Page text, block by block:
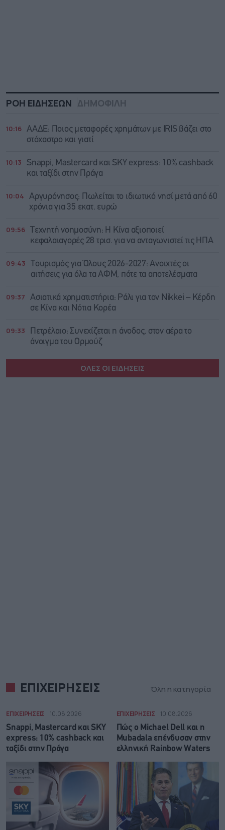
ΡΟΗ ΕΙΔΗΣΕΩΝ ΔΗΜΟΦΙΛΗ
10:16 ΑΑΔΕ: Ποιος μεταφορές χρημάτων με IRIS βάζει στο
στόχαστρο και γιατί
10:13
Snappi, Mastercard και SKY express: 10% cashback
και ταξίδι στην Πράγα
10:04
Αργυρόνησος: Πωλείται το ιδιωτικό νησί μετά από 60
χρόνια για 35 εκατ. ευρώ
09:56
Τεχνητή νοημοσύνη: Η Κίνα αξιοποιεί
κεφαλαιαγορές 28 τρισ. για να ανταγωνιστεί τις ΗΠΑ
09:43
Τουρισμός για Όλους 2026-2027: Ανοιχτές οι
αιτήσεις για όλα τα ΑΦΜ, πότε τα αποτελέσματα
09:37
Ασιατικά χρηματιστήρια: Ράλι για τον Nikkei – Κέρδη
σε Κίνα και Νότια Κορέα
09:33
Πετρέλαιο: Συνεχίζεται η άνοδος, στον αέρα το
άνοιγμα του Ορμούζ
ΟΛΕΣ ΟΙ ΕΙΔΗΣΕΙΣ
ΕΠΙΧΕΙΡΗΣΕΙΣ Όλη η κατηγορία
ΕΠΙΧΕΙΡΗΣΕΙΣ 10.08.2026
Snappi, Mastercard και SKY
express: 10% cashback και
ταξίδι στην Πράγα
ΕΠΙΧΕΙΡΗΣΕΙΣ 10.08.2026
Πώς ο Michael Dell και η
Mubadala επένδυσαν στην
ελληνική Rainbow Waters